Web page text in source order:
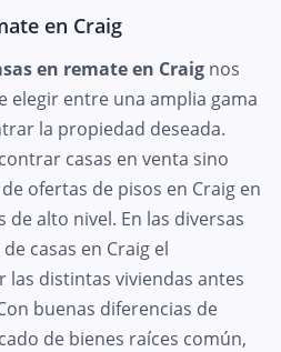
en Craig
en remate en Craig nos
elegir entre una amplia gama
la propiedad deseada.
casas en venta sino
ofertas de pisos en Craig en
de alto nivel. En las diversas
casas en Craig el
distintas viviendas antes
buenas diferencias de
de bienes raíces común,